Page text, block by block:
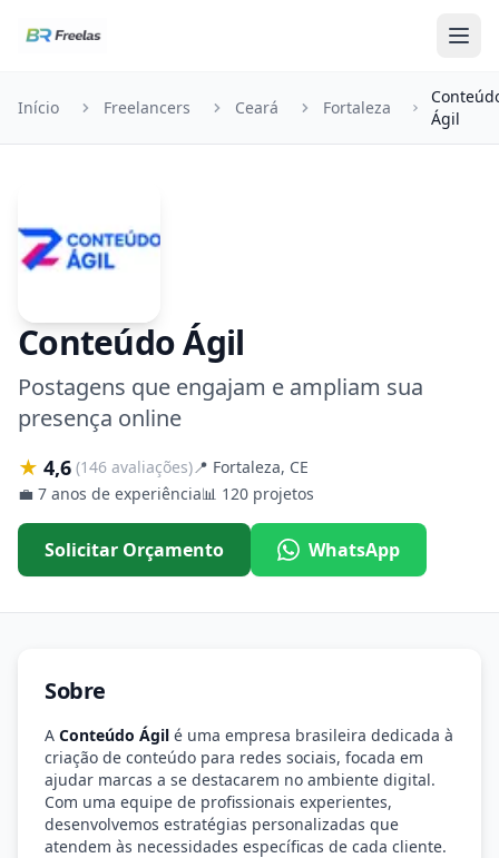
Início Freelancers Ceará Fortaleza
Ágil
Conteúdo Ágil
Postagens que engajam e ampliam sua
presença online
★ 4,6 (146 avaliações)📍 Fortaleza, CE
💼 7 anos de experiência📊 120 projetos
Solicitar Orçamento WhatsApp
Sobre
A Conteúdo Ágil é uma empresa brasileira dedicada à
criação de conteúdo para redes sociais, focada em
ajudar marcas a se destacarem no ambiente digital.
Com uma equipe de profissionais experientes,
desenvolvemos estratégias personalizadas que
atendem às necessidades específicas de cada cliente.